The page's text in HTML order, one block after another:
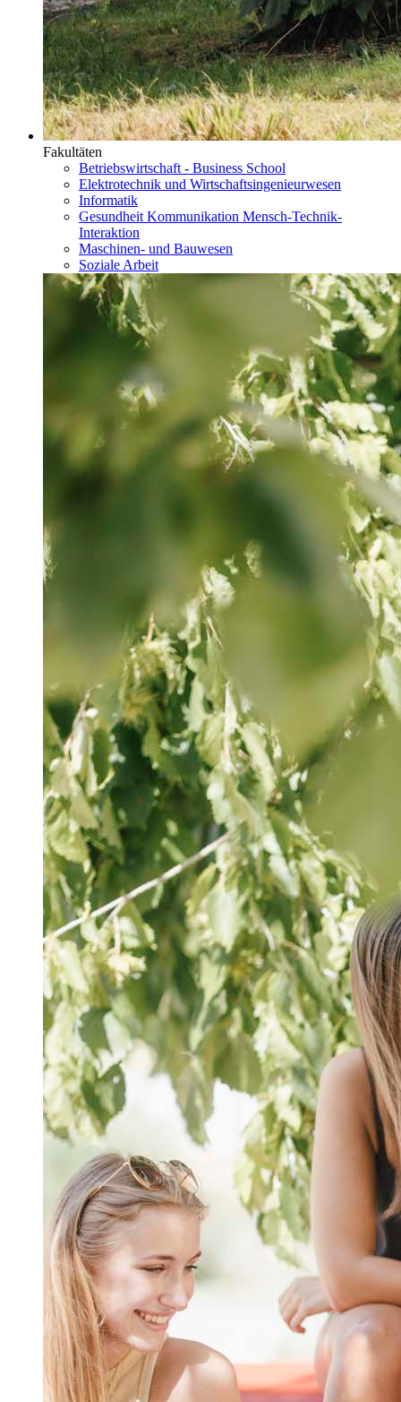
Fakultäten
Betriebswirtschaft - Business School
Elektrotechnik und Wirtschaftsingenieurwesen
Informatik
Gesundheit Kommunikation Mensch-Technik-
Interaktion
Maschinen- und Bauwesen
Soziale Arbeit